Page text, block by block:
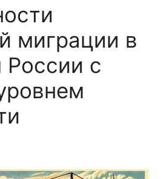
миграции в
России с